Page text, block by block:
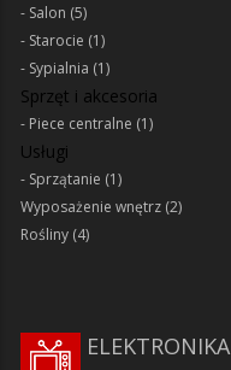
Salon (5)
Starocie (1)
Sypialnia (1)
Sprzęt i akcesoria
Piece centralne (1)
Usługi
Sprzątanie (1)
Wyposażenie wnętrz (2)
Rośliny (4)
ELEKTRONIKA